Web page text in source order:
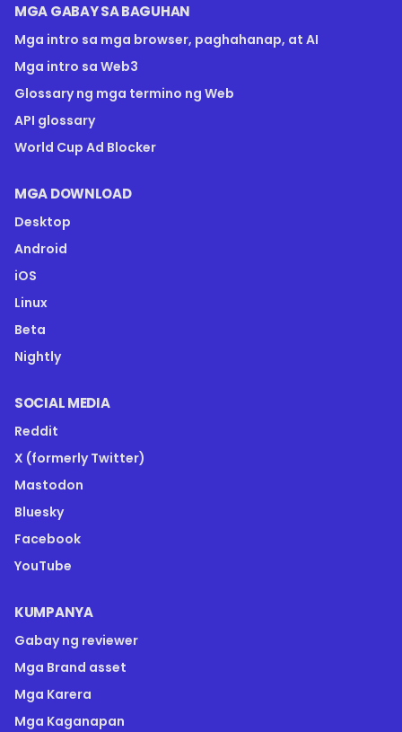
MGA GABAY SA BAGUHAN
Mga intro sa mga browser, paghahanap, at AI
Mga intro sa Web3
Glossary ng mga termino ng Web
API glossary
World Cup Ad Blocker
MGA DOWNLOAD
Desktop
Android
iOS
Linux
Beta
Nightly
SOCIAL MEDIA
Reddit
X (formerly Twitter)
Mastodon
Bluesky
Facebook
YouTube
KUMPANYA
Gabay ng reviewer
Mga Brand asset
Mga Karera
Mga Kaganapan